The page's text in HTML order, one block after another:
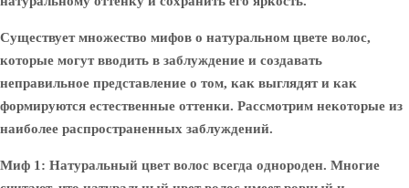
Существует множество мифов о натуральном цвете волос,
которые могут вводить в заблуждение и создавать
неправильное представление о том, как выглядят и как
формируются естественные оттенки. Рассмотрим некоторые из
наиболее распространенных заблуждений.
Миф 1: Натуральный цвет волос всегда однороден. Многие